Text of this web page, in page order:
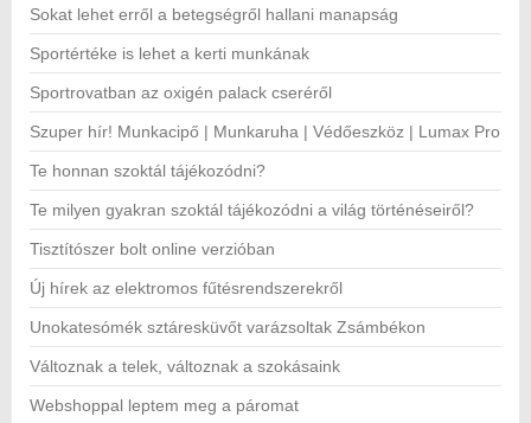
Sokat lehet erről a betegségről hallani manapság
Sportértéke is lehet a kerti munkának
Sportrovatban az oxigén palack cseréről
Szuper hír! Munkacipő | Munkaruha | Védőeszköz | Lumax Pro
Te honnan szoktál tájékozódni?
Te milyen gyakran szoktál tájékozódni a világ történéseiről?
Tisztítószer bolt online verzióban
Új hírek az elektromos fűtésrendszerekről
Unokatesómék sztáresküvőt varázsoltak Zsámbékon
Változnak a telek, változnak a szokásaink
Webshoppal leptem meg a páromat